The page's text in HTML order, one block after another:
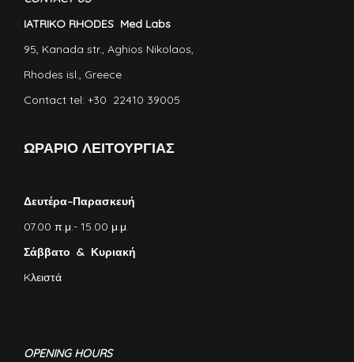
IATRIKO RHODES Med Labs
95, Kanada str., Aghios Nikolaos,
Rhodes isl., Greece
Contact tel: +30 22410 39005
ΩΡΑΡΙΟ ΛΕΙΤΟΥΡΓΙΑΣ
Δευτέρα–Παρασκευή
07.00 π.μ.- 15.00 μ.μ.
Σάββατο & Κυριακή
Kλειστά
OPENING HOURS